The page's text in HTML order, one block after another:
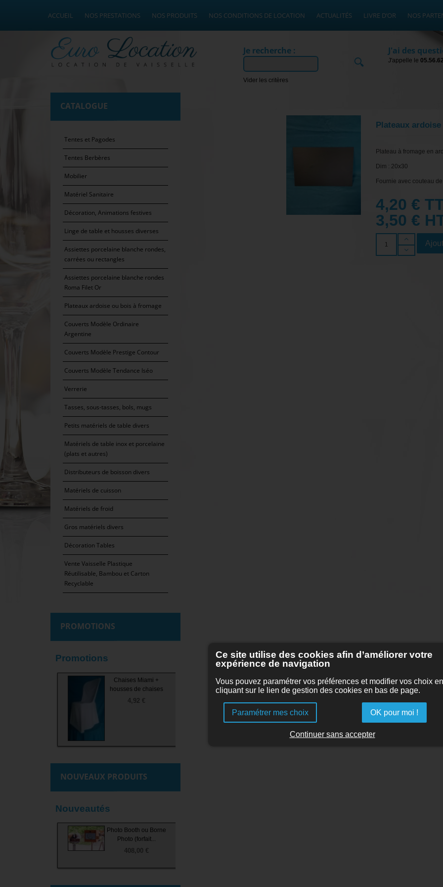
ACCUEIL NOS PRESTATIONS NOS PRODUITS NOS CONDITIONS DE LOCATION ACTUALITÉS LIVRE D’OR NOS
Je recherche :
Ok
Vider les critères
J'ai des
J'appelle le
CATALOGUE
Tentes et Pagodes
Tentes Berbères
Mobilier
Matériel Sanitaire
Décoration, Animations festives
Linge de table et housses diverses
Assiettes porcelaine blanche rondes,
carrées ou rectangles
Assiettes porcelaine blanche rondes
Roma Filet Or
Plateaux ardoise ou bois à fromage
Couverts Modèle Ordinaire
Argentine
Couverts Modèle Prestige Contour
Couverts Modèle Tendance Iséo
Verrerie
Tasses, sous-tasses, bols, mugs
Petits matériels de table divers
Matériels de table inox et porcelaine
(plats et autres)
Distributeurs de boisson divers
Matériels de cuisson
Matériels de froid
Gros matériels divers
Décoration Tables
Vente Vaisselle Plastique
Réutilisable, Bambou et Carton
Recyclable
PROMOTIONS
Promotions
Chaises Miami +
housses de chaises
4,92 €
NOUVEAUX PRODUITS
Nouveautés
Friteuses
72,00 €
Photo Booth ou Borne
Photo (forfait...
408,00 €
Assiettes rectangles
33 x 23 (plat)
0,60 €
Chaises Napoléon III
5,40 €
Assiettes Roma Filet
Or 22 (fromage...
0,48 €
Plateaux
Plateau à fromage en
Dim : 20x30
Fournie avec couteau
4,20 €
3,50 €
Ce site utilise des cookies afin d’améliorer votre
expérience de navigation
Vous pouvez paramétrer vos préférences et modifier vos choix en
cliquant sur le lien de gestion des cookies en bas de page.
Paramétrer mes choix OK pour moi !
Continuer sans accepter